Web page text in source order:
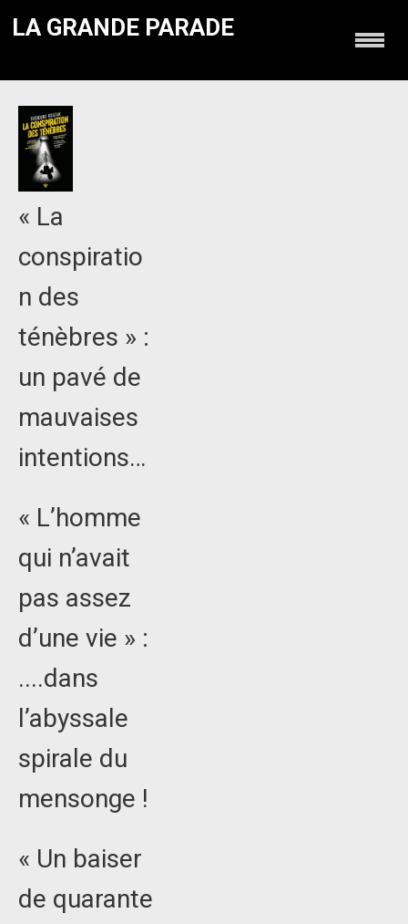
LA GRANDE PARADE
« La
conspiratio
n des
ténèbres » :
un pavé de
mauvaises
intentions…
« L’homme
qui n’avait
pas assez
d’une vie » :
....dans
l’abyssale
spirale du
mensonge !
« Un baiser
de quarante